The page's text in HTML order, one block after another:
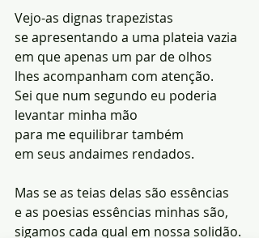
Vejo-as dignas trapezistas
se apresentando a uma plateia vazia
em que apenas um par de olhos
lhes acompanham com atenção.
Sei que num segundo eu poderia
levantar minha mão
para me equilibrar também
em seus andaimes rendados.
Mas se as teias delas são essências
e as poesias essências minhas são,
sigamos cada qual em nossa solidão.